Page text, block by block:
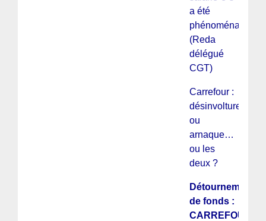
a été
phénoménale"
(Reda
délégué
CGT)
Carrefour :
désinvolture
ou
arnaque…
ou les
deux ?
Détournement
de fonds :
CARREFOUR